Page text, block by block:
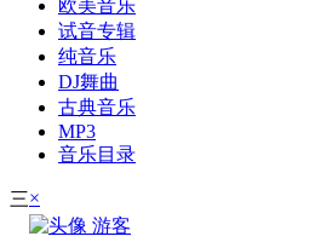
欧美音乐
试音专辑
纯音乐
DJ舞曲
古典音乐
MP3
音乐目录
三×
游客